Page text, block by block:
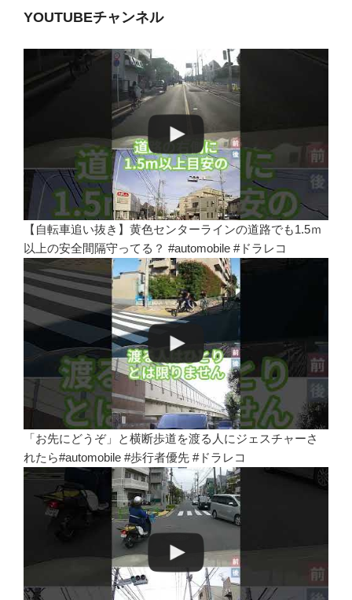
YOUTUBEチャンネル
【自転車追い抜き】黄色センターラインの道路でも1.5ｍ
以上の安全間隔守ってる？ #automobile #ドラレコ
「お先にどうぞ」と横断歩道を渡る人にジェスチャーさ
れたら#automobile #歩行者優先 #ドラレコ